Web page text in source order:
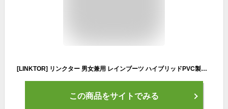
[LINKTOR] リンクター 男女兼用 レインブーツ ハイブリッドPVC製耐摩耗性強化 防水 滑り止め 通勤/ハイキング/園芸/農業対応 （黒 26.0）
この商品をサイトでみる